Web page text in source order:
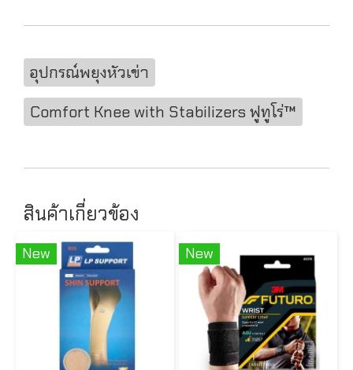
อุปกรณ์พยุงหัวเข่า
Comfort Knee with Stabilizers ฟูทูโร่™
สินค้าเกี่ยวข้อง
New New